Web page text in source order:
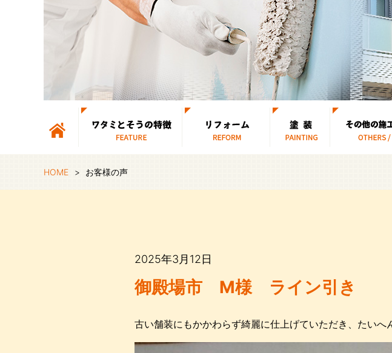
HOME
お客様の声
2025年3月12日
御殿場市 M様 ライン引き
古い舗装にもかかわらず綺麗に仕上げていただき、たいへ